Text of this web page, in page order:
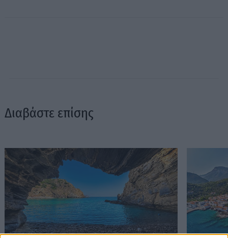
Διαβάστε επίσης